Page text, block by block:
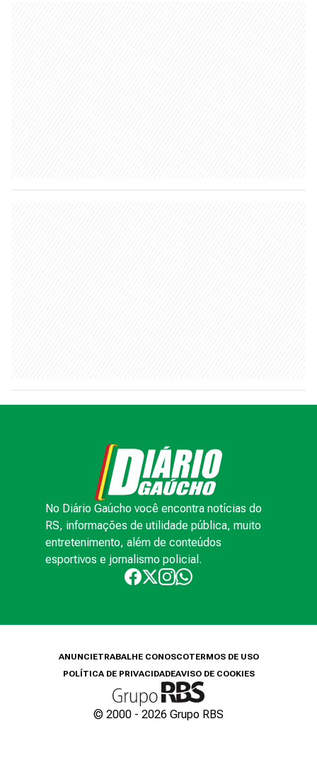
No Diário Gaúcho você encontra notícias do
RS, informações de utilidade pública, muito
entretenimento, além de conteúdos
esportivos e jornalismo policial.
ANUNCIETRABALHE CONOSCOTERMOS DE USO
POLÍTICA DE PRIVACIDADEAVISO DE COOKIES
© 2000 - 2026 Grupo RBS